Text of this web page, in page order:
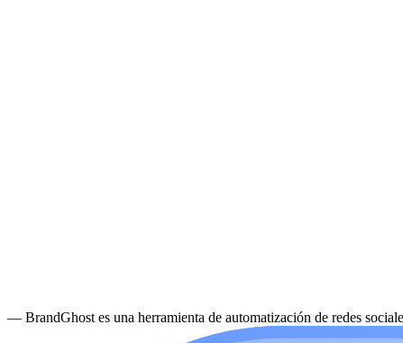
— BrandGhost es una herramienta de automatización de redes